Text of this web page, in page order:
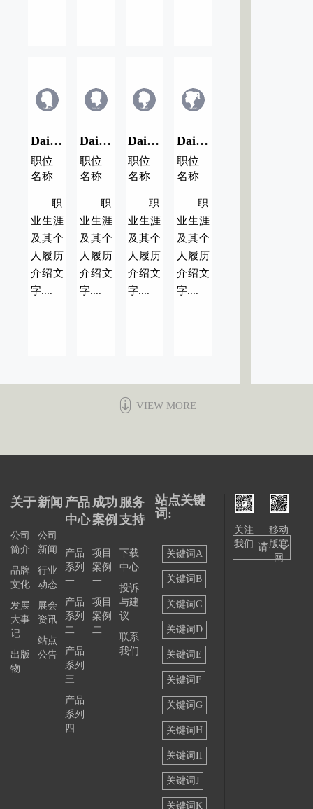
Dai Name/代用名04
职位
名称
职
业生涯
及其个
人履历
介绍文
字....
Dai Name/代用名03
职位
名称
职
业生涯
及其个
人履历
介绍文
字....
Dai Name/代用名02
职位
名称
职
业生涯
及其个
人履历
介绍文
字....
Dai Name/代用名01
职位
名称
职
业生涯
及其个
人履历
介绍文
字....
VIEW MORE
关于
公司
简介
品牌
文化
发展
大事
记
出版
物
新闻
公司
新闻
行业
动态
展会
资讯
站点
公告
产品
中心
产品
系列
一
产品
系列
二
产品
系列
三
产品
系列
四
成功
案例
项目
案例
一
项目
案例
二
服务
支持
下载
中心
投诉
与建
议
联系
我们
站点关键
词:
关键词A
关键词B
关键词C
关键词D
关键词E
关键词F
关键词G
关键词H
关键词II
关键词J
关键词K
关注
我们
移动
版官
网
——请